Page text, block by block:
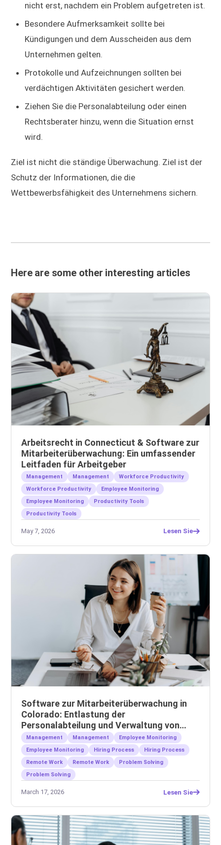
nicht erst, nachdem ein Problem aufgetreten ist.
Besondere Aufmerksamkeit sollte bei
Kündigungen und dem Ausscheiden aus dem
Unternehmen gelten.
Protokolle und Aufzeichnungen sollten bei
verdächtigen Aktivitäten gesichert werden.
Ziehen Sie die Personalabteilung oder einen
Rechtsberater hinzu, wenn die Situation ernst
wird.
Ziel ist nicht die ständige Überwachung. Ziel ist der
Schutz der Informationen, die die
Wettbewerbsfähigkeit des Unternehmens sichern.
Here are some other interesting articles
Arbeitsrecht in Connecticut & Software zur
Mitarbeiterüberwachung: Ein umfassender
Leitfaden für Arbeitgeber
Management Management
Workforce Productivity
Workforce Productivity
Employee Monitoring
Employee Monitoring
Productivity Tools
Productivity Tools
May 7, 2026 Lesen Sie
Software zur Mitarbeiterüberwachung in
Colorado: Entlastung der
Personalabteilung und Verwaltung von
Remote-Teams
Management Management
Employee Monitoring
Employee Monitoring
Hiring Process
Hiring Process
Remote Work
Remote Work
Problem Solving
Problem Solving
March 17, 2026 Lesen Sie